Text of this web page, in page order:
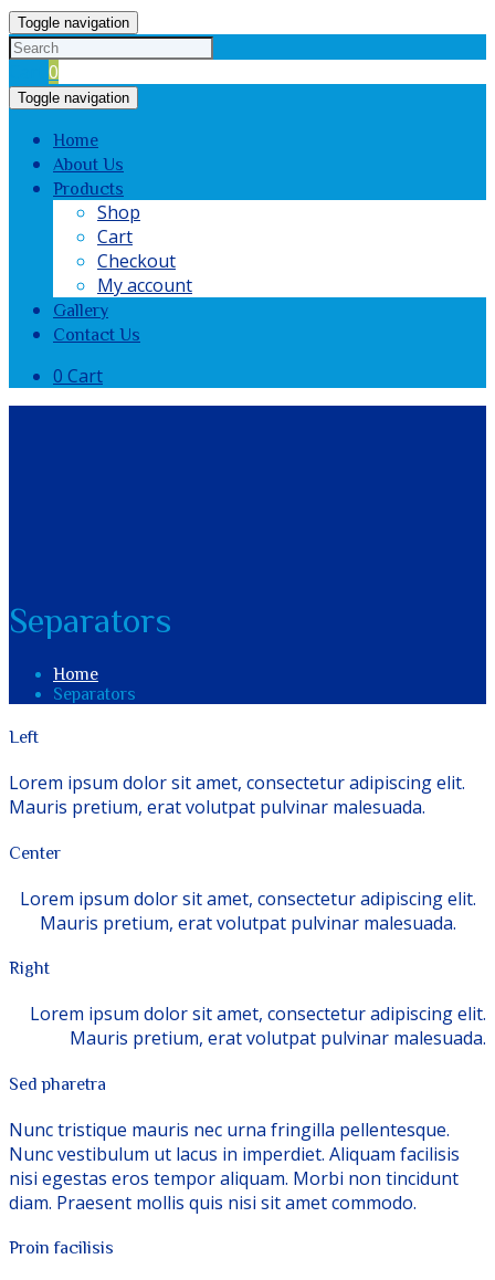
Toggle navigation
0
Toggle navigation
Home
About Us
Products
Shop
Cart
Checkout
My account
Gallery
Contact Us
0 Cart
Separators
Home
Separators
Left
Lorem ipsum dolor sit amet, consectetur adipiscing elit.
Mauris pretium, erat volutpat pulvinar malesuada.
Center
Lorem ipsum dolor sit amet, consectetur adipiscing elit.
Mauris pretium, erat volutpat pulvinar malesuada.
Right
Lorem ipsum dolor sit amet, consectetur adipiscing elit.
Mauris pretium, erat volutpat pulvinar malesuada.
Sed pharetra
Nunc tristique mauris nec urna fringilla pellentesque.
Nunc vestibulum ut lacus in imperdiet. Aliquam facilisis
nisi egestas eros tempor aliquam. Morbi non tincidunt
diam. Praesent mollis quis nisi sit amet commodo.
Proin facilisis